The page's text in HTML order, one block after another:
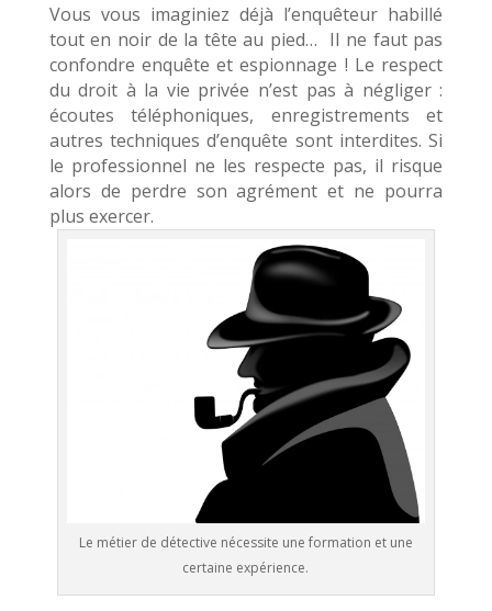
Vous vous imaginiez déjà l’enquêteur habillé
tout en noir de la tête au pied… Il ne faut pas
confondre enquête et espionnage ! Le respect
du droit à la vie privée n’est pas à négliger :
écoutes téléphoniques, enregistrements et
autres techniques d’enquête sont interdites. Si
le professionnel ne les respecte pas, il risque
alors de perdre son agrément et ne pourra
plus exercer.
Le métier de détective nécessite une formation et une
certaine expérience.